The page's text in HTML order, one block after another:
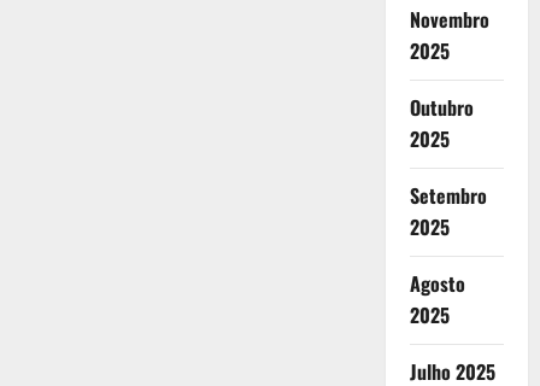
Novembro
2025
Outubro
2025
Setembro
2025
Agosto
2025
Julho 2025